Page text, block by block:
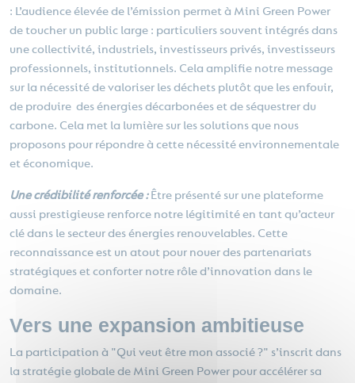
: L’audience élevée de l’émission permet à Mini Green Power
de toucher un public large : particuliers souvent intégrés dans
une collectivité, industriels, investisseurs privés, investisseurs
professionnels, institutionnels. Cela amplifie notre message
sur la nécessité de valoriser les déchets plutôt que les enfouir,
de produire des énergies décarbonées et de séquestrer du
carbone. Cela met la lumière sur les solutions que nous
proposons pour répondre à cette nécessité environnementale
et économique.
Une crédibilité renforcée :Être présenté sur une plateforme
aussi prestigieuse renforce notre légitimité en tant qu’acteur
clé dans le secteur des énergies renouvelables. Cette
reconnaissance est un atout pour nouer des partenariats
stratégiques et conforter notre rôle d’innovation dans le
domaine.
Vers une expansion ambitieuse
La participation à "Qui veut être mon associé ?" s’inscrit dans
la stratégie globale de Mini Green Power pour accélérer sa